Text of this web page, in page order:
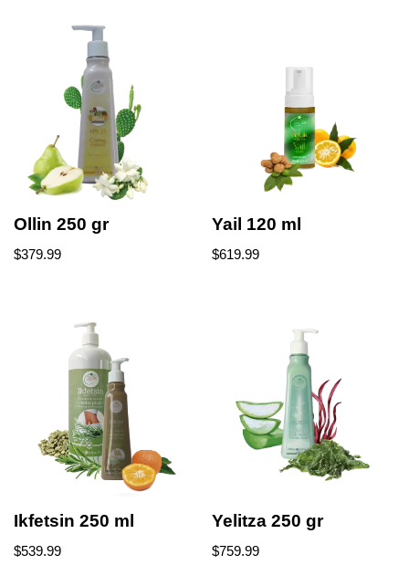
Ollin 250 gr
$379.99
Yail 120 ml
$619.99
Ikfetsin 250 ml
$539.99
Yelitza 250 gr
$759.99